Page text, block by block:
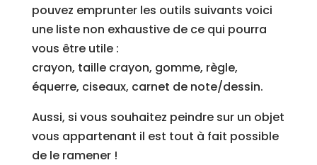
pouvez emprunter les outils suivants voici
une liste non exhaustive de ce qui pourra
vous être utile :
crayon, taille crayon, gomme, règle,
équerre, ciseaux, carnet de note/dessin.
Aussi, si vous souhaitez peindre sur un objet
vous appartenant il est tout à fait possible
de le ramener !